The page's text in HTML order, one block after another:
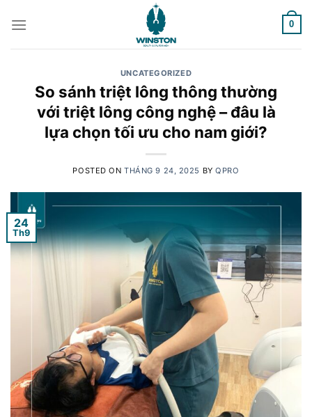
0
UNCATEGORIZED
So sánh triệt lông thông thường
với triệt lông công nghệ – đâu là
lựa chọn tối ưu cho nam giới?
POSTED ONTHÁNG 9 24, 2025 BYQPRO
24
Th9